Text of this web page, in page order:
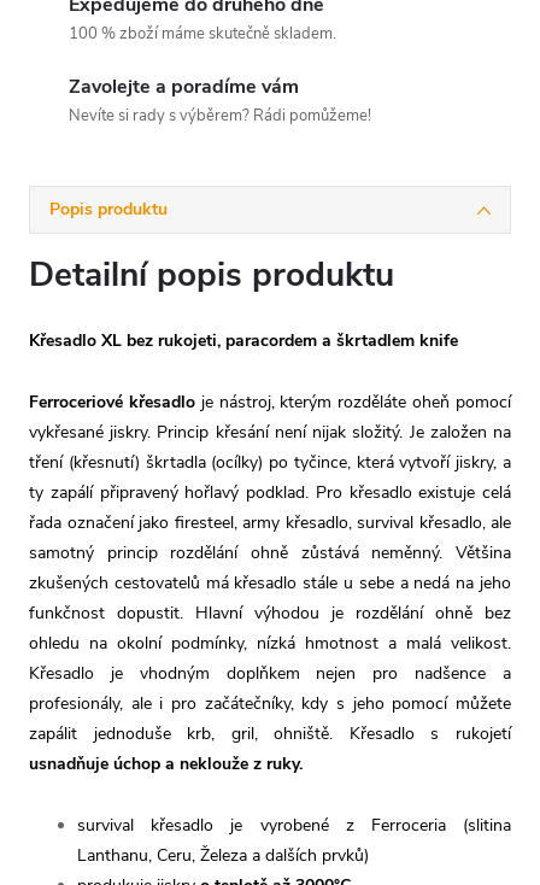
100 % zboží máme skutečně skladem.
Zavolejte a poradíme vám
Nevíte si rady s výběrem? Rádi pomůžeme!
Popis produktu
Detailní popis produktu
Křesadlo XL bez rukojeti, paracordem a škrtadlem knife
Ferroceriové křesadloje nástroj, kterým rozděláte oheň pomocí
vykřesané jiskry. Princip křesání není nijak složitý. Je založen na
tření (křesnutí) škrtadla (ocílky) po tyčince, která vytvoří jiskry, a
ty zapálí připravený hořlavý podklad. Pro křesadlo existuje celá
řada označení jako firesteel, army křesadlo, survival křesadlo, ale
samotný princip rozdělání ohně zůstává neměnný. Většina
zkušených cestovatelů má křesadlo stále u sebe a nedá na jeho
funkčnost dopustit. Hlavní výhodou je rozdělání ohně bez
ohledu na okolní podmínky, nízká hmotnost a malá velikost.
Křesadlo je vhodným doplňkem nejen pro nadšence a
profesionály, ale i pro začátečníky, kdy s jeho pomocí můžete
zapálit jednoduše krb, gril, ohniště. Křesadlo s rukojetí
usnadňuje úchop a neklouže z ruky.
survival křesadlo je vyrobené z Ferroceria (slitina
Lanthanu, Ceru, Železa a dalších prvků)